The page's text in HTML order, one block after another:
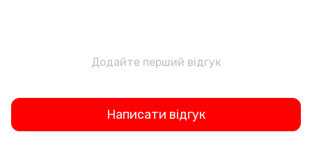
Додайте перший відгук
Написати відгук